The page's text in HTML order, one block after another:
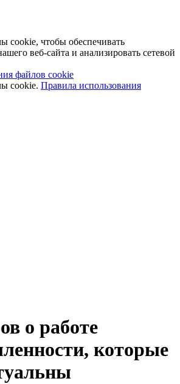
cookie, чтобы обеспечивать
веб-сайта и анализировать сетевой
файлов cookie
cookie. Правила использования
о работе
которые